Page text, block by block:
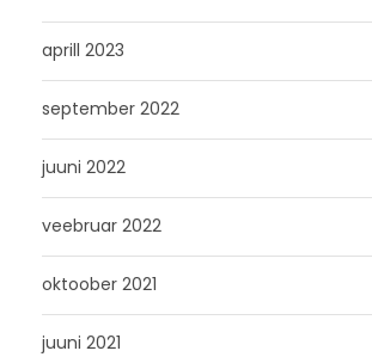
aprill 2023
september 2022
juuni 2022
veebruar 2022
oktoober 2021
juuni 2021